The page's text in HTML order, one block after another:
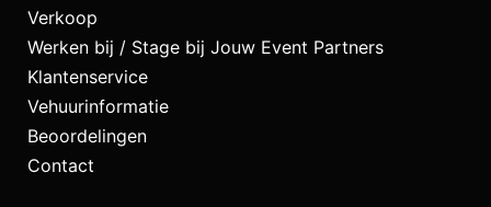
Verkoop
Werken bij / Stage bij Jouw Event Partners
Klantenservice
Vehuurinformatie
Beoordelingen
Contact